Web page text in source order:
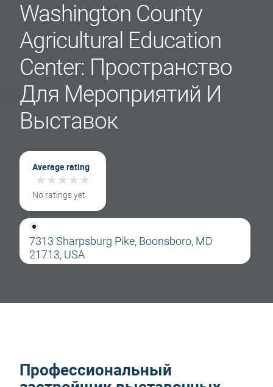
Washington County
Agricultural Education
Center: Пространство
Для Мероприятий И
Выставок
Average rating
★★★★★
★★★★★
No ratings yet
7313 Sharpsburg Pike, Boonsboro, MD
21713, USA
Профессиональный